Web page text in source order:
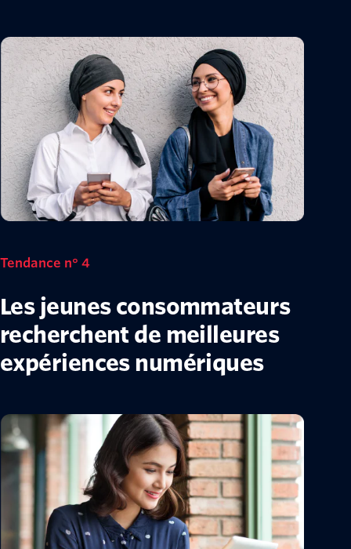
Tendance n° 4
Les jeunes consommateurs
recherchent de meilleures
expériences numériques